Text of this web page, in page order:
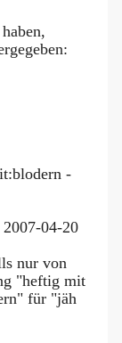
-
04-20
nur von
"heftig mit
für "jäh